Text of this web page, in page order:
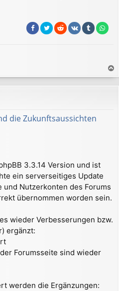
a
c
die Zukunftsaussichten
3.3.14 Version und ist
ein serverseitiges Update
und Nutzerkonten des Forums
übernommen worden sein.
wieder Verbesserungen bzw.
ergänzt:
Forumsseite sind wieder
werden die Ergänzungen: